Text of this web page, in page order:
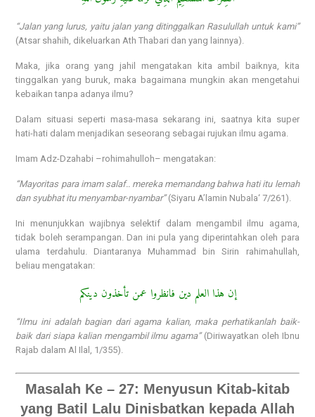
“Jalan yang lurus, yaitu jalan yang ditinggalkan Rasulullah untuk kami”
(Atsar shahih, dikeluarkan Ath Thabari dan yang lainnya).
Maka, jika orang yang jahil mengatakan kita ambil baiknya, kita
tinggalkan yang buruk, maka bagaimana mungkin akan mengetahui
kebaikan tanpa adanya ilmu?
Dalam situasi seperti masa-masa sekarang ini, saatnya kita super
hati-hati dalam menjadikan seseorang sebagai rujukan ilmu agama.
Imam Adz-Dzahabi –rohimahulloh– mengatakan:
“Mayoritas para imam salaf.. mereka memandang bahwa hati itu lemah
dan syubhat itu menyambar-nyambar”(Siyaru A’lamin Nubala‘ 7/261).
Ini menunjukkan wajibnya selektif dalam mengambil ilmu agama,
tidak boleh serampangan. Dan ini pula yang diperintahkan oleh para
ulama terdahulu. Diantaranya Muhammad bin Sirin rahimahullah,
beliau mengatakan:
إن هذا العلم دين فانظروا عمن تأخذون دينكم
“Ilmu ini adalah bagian dari agama kalian, maka perhatikanlah baik-
baik dari siapa kalian mengambil ilmu agama”(Diriwayatkan oleh Ibnu
Rajab dalam Al Ilal, 1/355).
Masalah Ke – 27: Menyusun Kitab-kitab
yang Batil Lalu Dinisbatkan kepada Allah